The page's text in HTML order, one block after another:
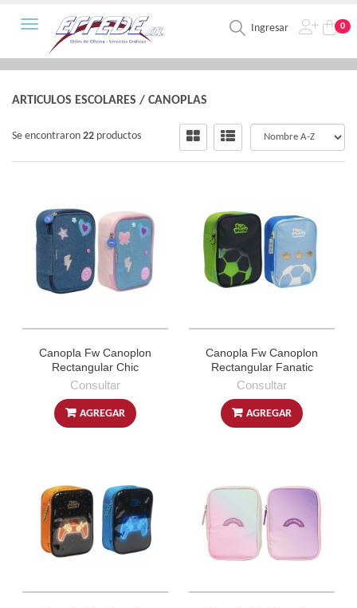
Ingresar 0
Toggle navigation
ARTICULOS ESCOLARES / CANOPLAS
Se encontraron 22 productos
Canopla Fw Canoplon
Rectangular Chic
Consultar
AGREGAR
Canopla Fw Canoplon
Rectangular Fanatic
Consultar
AGREGAR